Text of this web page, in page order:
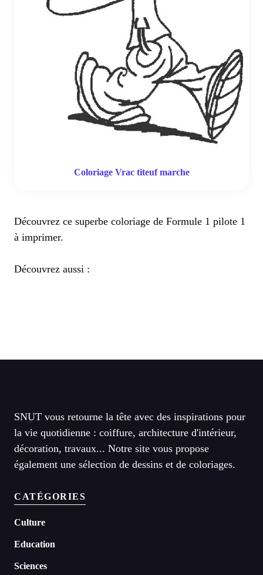
Coloriage Vrac titeuf marche
Découvrez ce superbe coloriage de Formule 1 pilote 1
à imprimer.
Découvrez aussi :
SNUT vous retourne la tête avec des inspirations pour
la vie quotidienne : coiffure, architecture d'intérieur,
décoration, travaux... Notre site vous propose
également une sélection de dessins et de coloriages.
CATÉGORIES
Culture
Education
Sciences